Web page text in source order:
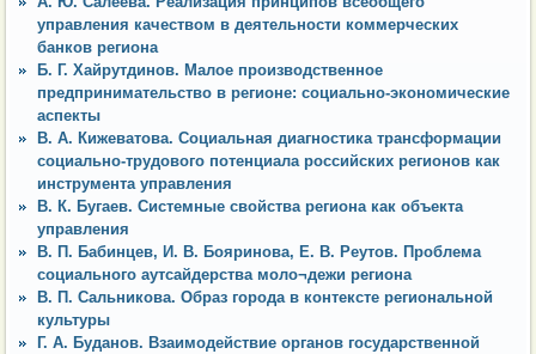
управления качеством в деятельности коммерческих
банков региона
Б. Г. Хайрутдинов. Малое производственное
предпринимательство в регионе: социально-экономические
аспекты
В. А. Кижеватова. Социальная диагностика трансформации
социально-трудового потенциала российских регионов как
инструмента управления
В. К. Бугаев. Системные свойства региона как объекта
управления
В. П. Бабинцев, И. В. Бояринова, Е. В. Реутов. Проблема
социального аутсайдерства моло¬дежи региона
В. П. Сальникова. Образ города в контексте региональной
культуры
Г. А. Буданов. Взаимодействие органов государственной